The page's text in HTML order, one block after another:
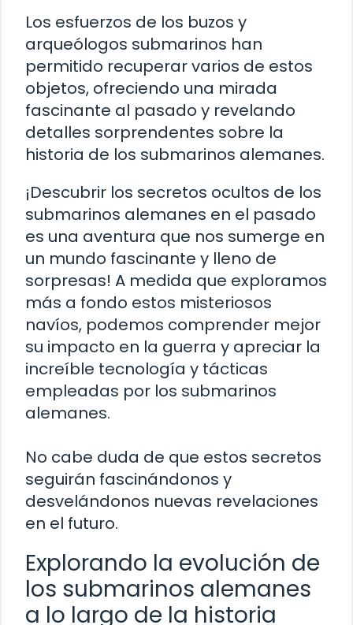
Los esfuerzos de los buzos y
arqueólogos submarinos han
permitido recuperar varios de estos
objetos, ofreciendo una mirada
fascinante al pasado y revelando
detalles sorprendentes sobre la
historia de los submarinos alemanes.
¡Descubrir los secretos ocultos de los
submarinos alemanes en el pasado
es una aventura que nos sumerge en
un mundo fascinante y lleno de
sorpresas! A medida que exploramos
más a fondo estos misteriosos
navíos, podemos comprender mejor
su impacto en la guerra y apreciar la
increíble tecnología y tácticas
empleadas por los submarinos
alemanes.
No cabe duda de que estos secretos
seguirán fascinándonos y
desvelándonos nuevas revelaciones
en el futuro.
Explorando la evolución de
los submarinos alemanes
a lo largo de la historia